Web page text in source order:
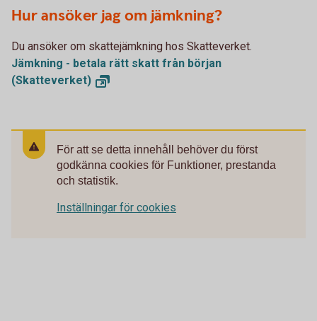
Hur ansöker jag om jämkning?
Du ansöker om skattejämkning hos Skatteverket.
Jämkning - betala rätt skatt från början
(Skatteverket)
För att se detta innehåll behöver du först
godkänna cookies för Funktioner, prestanda
och statistik.
Inställningar för cookies